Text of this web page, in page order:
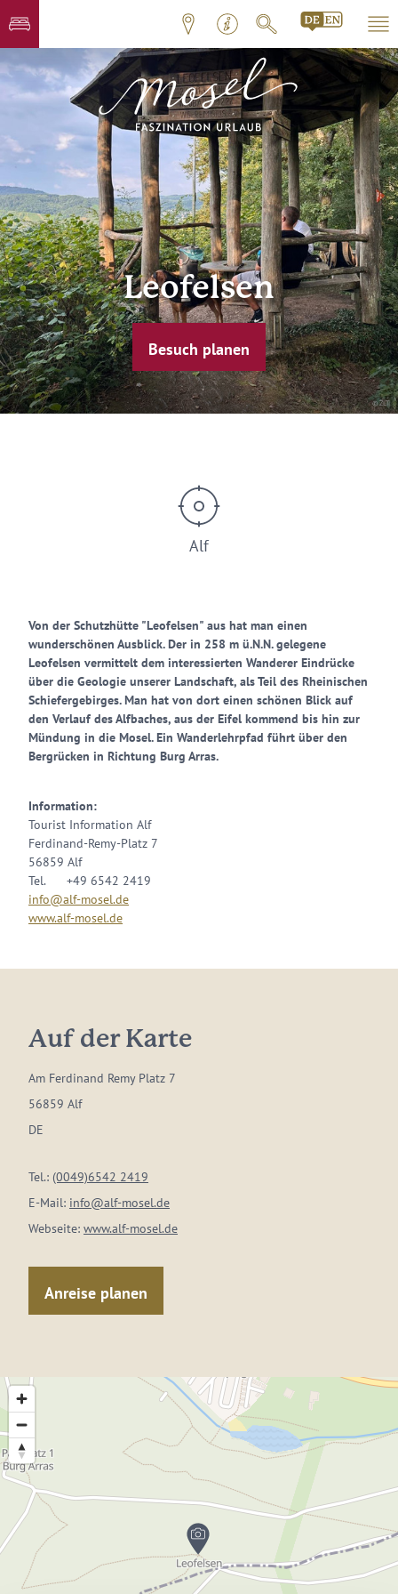
© ZLT
Leofelsen
Besuch planen
Alf
Von der Schutzhütte "Leofelsen" aus hat man einen
wunderschönen Ausblick. Der in 258 m ü.N.N. gelegene
Leofelsen vermittelt dem interessierten Wanderer Eindrücke
über die Geologie unserer Landschaft, als Teil des Rheinischen
Schiefergebirges. Man hat von dort einen schönen Blick auf
den Verlauf des Alfbaches, aus der Eifel kommend bis hin zur
Mündung in die Mosel. Ein Wanderlehrpfad führt über den
Bergrücken in Richtung Burg Arras.
Information:
Tourist Information Alf
Ferdinand-Remy-Platz 7
56859 Alf
Tel. +49 6542 2419
info@alf-mosel.de
www.alf-mosel.de
Auf der Karte
Am Ferdinand Remy Platz 7
56859 Alf
DE
Tel.: (0049)6542 2419
E-Mail: info@alf-mosel.de
Webseite: www.alf-mosel.de
Anreise planen